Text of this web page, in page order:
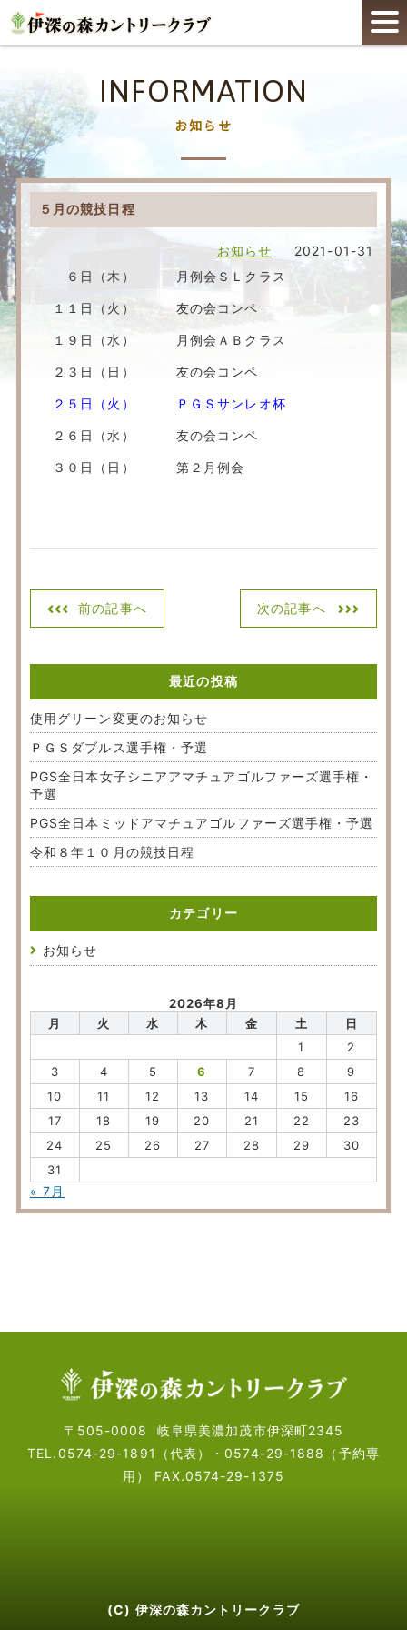
INFORMATION
お知らせ
５月の競技日程
お知らせ
2021-01-31
６日（木） 月例会ＳＬクラス
１１日（火） 友の会コンペ
１９日（水） 月例会ＡＢクラス
２３日（日） 友の会コンペ
２５日（火） ＰＧＳサンレオ杯
２６日（水） 友の会コンペ
３０日（日） 第２月例会
前の記事へ 次の記事へ
最近の投稿
使用グリーン変更のお知らせ
ＰＧＳダブルス選手権・予選
PGS全日本女子シニアアマチュアゴルファーズ選手権・
予選
PGS全日本ミッドアマチュアゴルファーズ選手権・予選
令和８年１０月の競技日程
カテゴリー
お知らせ
2026年8月
月
火 水 木 金 土
日
1
2
3
4 5 6 7 8
9
10
11 12 13 14 15
16
17
18 19 20 21 22
23
24
25 26 27 28 29
30
31
« 7月
〒505-0008
岐阜県美濃加茂市伊深町2345
TEL.0574-29-1891（代表）・0574-29-1888（予約専
用）
FAX.0574-29-1375
(C) 伊深の森カントリークラブ